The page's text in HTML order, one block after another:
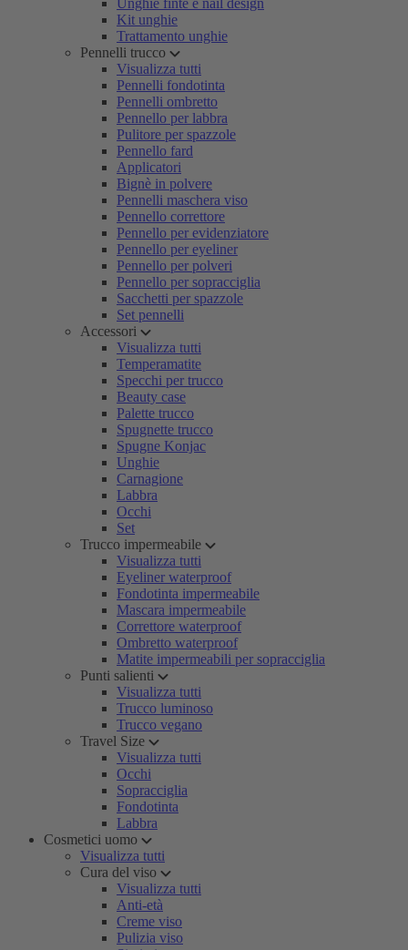
Unghie finte e nail design
Kit unghie
Trattamento unghie
Pennelli trucco
Visualizza tutti
Pennelli fondotinta
Pennelli ombretto
Pennello per labbra
Pulitore per spazzole
Pennello fard
Applicatori
Bignè in polvere
Pennelli maschera viso
Pennello correttore
Pennello per evidenziatore
Pennello per eyeliner
Pennello per polveri
Pennello per sopracciglia
Sacchetti per spazzole
Set pennelli
Accessori
Visualizza tutti
Temperamatite
Specchi per trucco
Beauty case
Palette trucco
Spugnette trucco
Spugne Konjac
Unghie
Carnagione
Labbra
Occhi
Set
Trucco impermeabile
Visualizza tutti
Eyeliner waterproof
Fondotinta impermeabile
Mascara impermeabile
Correttore waterproof
Ombretto waterproof
Matite impermeabili per sopracciglia
Punti salienti
Visualizza tutti
Trucco luminoso
Trucco vegano
Travel Size
Visualizza tutti
Occhi
Sopracciglia
Fondotinta
Labbra
Cosmetici uomo
Visualizza tutti
Cura del viso
Visualizza tutti
Anti-età
Creme viso
Pulizia viso